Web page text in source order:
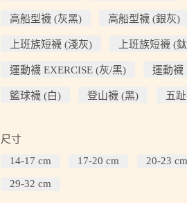
高船型襪 (灰黑) 高船型襪 (銀灰)
上班族短襪 (淺灰) 上班族短襪 (
運動襪 EXERCISE (灰/黑) 運動襪
籃球襪 (白) 登山襪 (黑) 五
尺寸
14-17 cm
17-20 cm 20-23 cm
29-32 cm